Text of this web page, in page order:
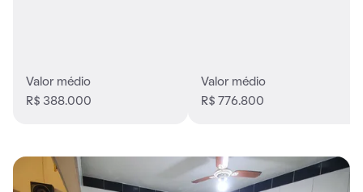
Valor médio
R$ 388.000
Valor médio
R$ 776.800